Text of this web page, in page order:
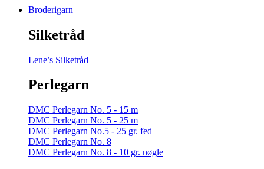
Broderigarn
Silketråd
Lene’s Silketråd
Perlegarn
DMC Perlegarn No. 5 - 15 m
DMC Perlegarn No. 5 - 25 m
DMC Perlegarn No.5 - 25 gr. fed
DMC Perlegarn No. 8
DMC Perlegarn No. 8 - 10 gr. nøgle